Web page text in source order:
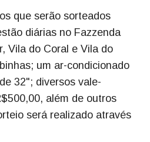
que serão sorteados
diárias no Fazzenda
Vila do Coral e Vila do
um ar-condicionado
32"; diversos vale-
além de outros
será realizado através